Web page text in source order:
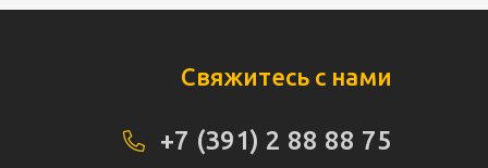
Свяжитесь с нами
+7 (391) 2 88 88 75